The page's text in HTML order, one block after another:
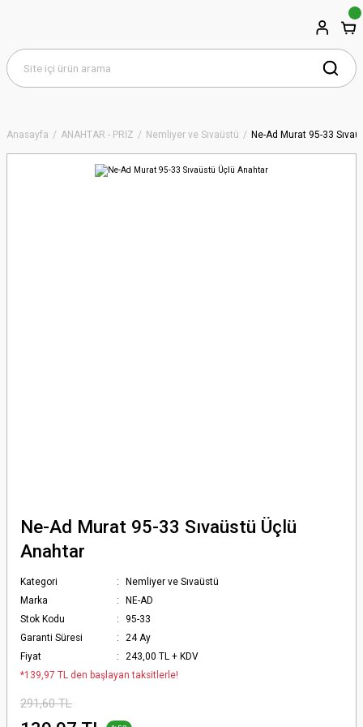
Anasayfa ANAHTAR - PRİZ Nemliyer ve Sıvaüstü Ne-Ad Murat 95-33
Ne-Ad Murat 95-33 Sıvaüstü Üçlü
Anahtar
Kategori
Nemliyer ve Sıvaüstü
Marka
NE-AD
Stok Kodu
95-33
Garanti Süresi
24 Ay
Fiyat
243,00 TL + KDV
*139,97 TL den başlayan taksitlerle!
291,60 TL